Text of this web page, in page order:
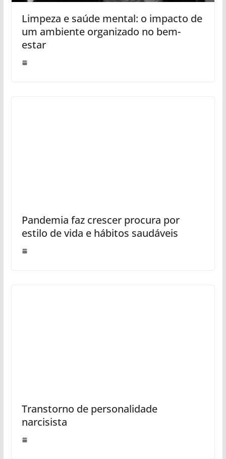
Limpeza e saúde mental: o impacto de
um ambiente organizado no bem-
estar
Pandemia faz crescer procura por
estilo de vida e hábitos saudáveis
Transtorno de personalidade
narcisista